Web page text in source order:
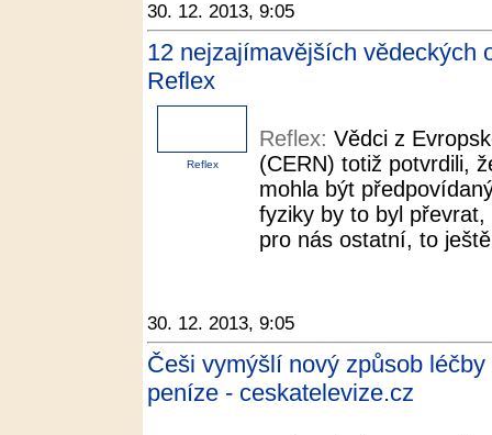
30. 12. 2013, 9:05
12 nejzajímavějších vědeckých
Reflex
Reflex
Reflex: Vědci z
(CERN) totiž potvrdili,
mohla být
fyziky by to byl
pro nás ostatní, to
30. 12. 2013, 9:05
Češi vymýšlí nový způsob
peníze - ceskatelevize.cz